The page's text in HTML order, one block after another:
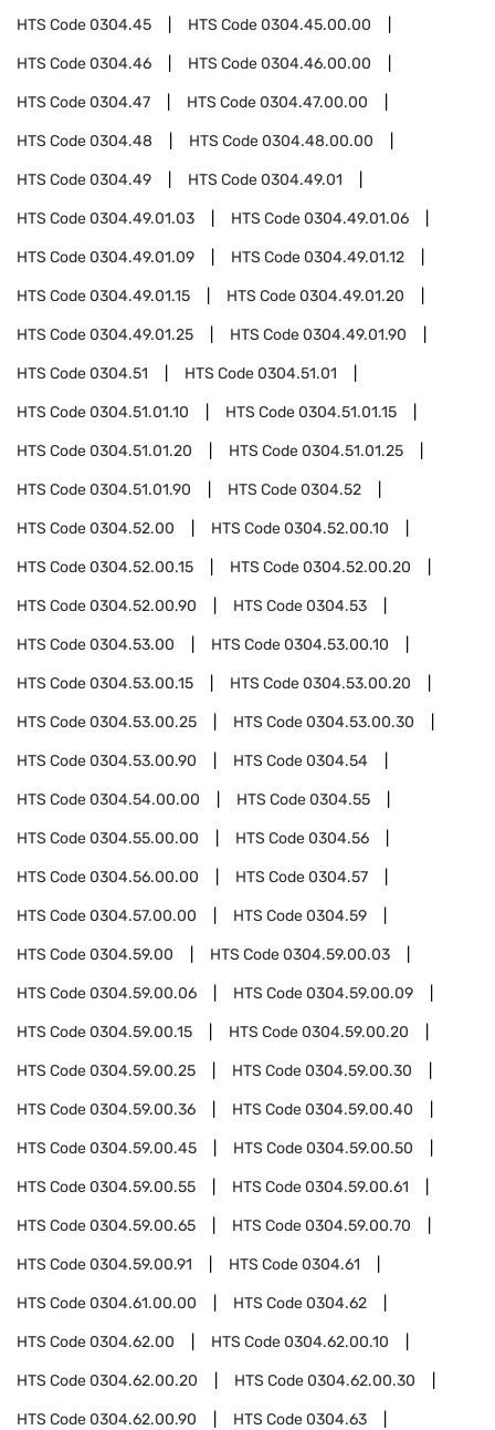
HTS Code0304.45 HTS Code0304.45.00.00
HTS Code0304.46 HTS Code0304.46.00.00
HTS Code0304.47 HTS Code0304.47.00.00
HTS Code0304.48 HTS Code0304.48.00.00
HTS Code0304.49 HTS Code0304.49.01
HTS Code0304.49.01.03 HTS Code0304.49.01.06
HTS Code0304.49.01.09 HTS Code0304.49.01.12
HTS Code0304.49.01.15 HTS Code0304.49.01.20
HTS Code0304.49.01.25 HTS Code0304.49.01.90
HTS Code0304.51 HTS Code0304.51.01
HTS Code0304.51.01.10 HTS Code0304.51.01.15
HTS Code0304.51.01.20 HTS Code0304.51.01.25
HTS Code0304.51.01.90 HTS Code0304.52
HTS Code0304.52.00 HTS Code0304.52.00.10
HTS Code0304.52.00.15 HTS Code0304.52.00.20
HTS Code0304.52.00.90 HTS Code0304.53
HTS Code0304.53.00 HTS Code0304.53.00.10
HTS Code0304.53.00.15 HTS Code0304.53.00.20
HTS Code0304.53.00.25 HTS Code0304.53.00.30
HTS Code0304.53.00.90 HTS Code0304.54
HTS Code0304.54.00.00 HTS Code0304.55
HTS Code0304.55.00.00 HTS Code0304.56
HTS Code0304.56.00.00 HTS Code0304.57
HTS Code0304.57.00.00 HTS Code0304.59
HTS Code0304.59.00 HTS Code0304.59.00.03
HTS Code0304.59.00.06 HTS Code0304.59.00.09
HTS Code0304.59.00.15 HTS Code0304.59.00.20
HTS Code0304.59.00.25 HTS Code0304.59.00.30
HTS Code0304.59.00.36 HTS Code0304.59.00.40
HTS Code0304.59.00.45 HTS Code0304.59.00.50
HTS Code0304.59.00.55 HTS Code0304.59.00.61
HTS Code0304.59.00.65 HTS Code0304.59.00.70
HTS Code0304.59.00.91 HTS Code0304.61
HTS Code0304.61.00.00 HTS Code0304.62
HTS Code0304.62.00 HTS Code0304.62.00.10
HTS Code0304.62.00.20 HTS Code0304.62.00.30
HTS Code0304.62.00.90 HTS Code0304.63